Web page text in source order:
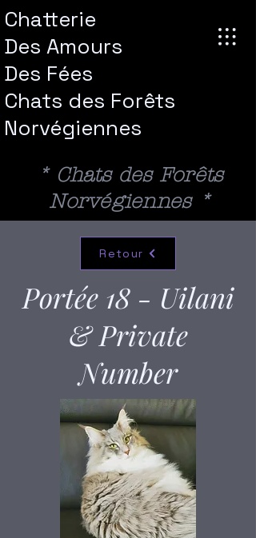
Chatterie
Des Amours
Des Fées
Chats des Forêts
Norvégiennes
* Chats des Forêts
Norvégiennes *
Retour
Portée 18 - Uilani
& Private
Number